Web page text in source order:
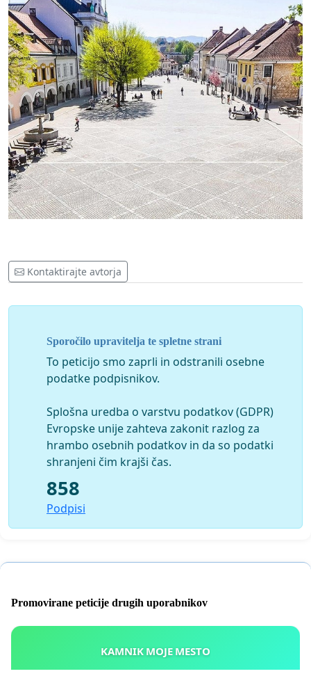
Kontaktirajte avtorja
Sporočilo upravitelja te spletne strani
To peticijo smo zaprli in odstranili osebne
podatke podpisnikov.
Splošna uredba o varstvu podatkov (GDPR)
Evropske unije zahteva zakonit razlog za
hrambo osebnih podatkov in da so podatki
shranjeni čim krajši čas.
858
Podpisi
Promovirane peticije drugih uporabnikov
KAMNIK MOJE MESTO